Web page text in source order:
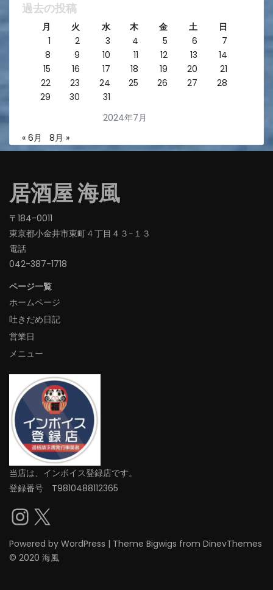
過去の投稿
2024年7月
月 火 水 木 金 土
日
1
2 3 4 5 6
7
8
9 10 11 12 13
14
15
16 17 18 19 20
21
22
23 24 25 26 27
28
29
30 31
« 6月 8月 »
居酒屋 海風
〒184-0011
東京都小金井市東町４丁目４３−１３
電話
042-387-1718‬
ページ一覧
ホームページ
吐きだめ日記
営業日
メニュー
当店は、インボイス登録店です。
登録番号 T9810488112365
Instagram
X
Powered by WordPress | Theme Bigwigs from DinevThemes
© 2020 海風